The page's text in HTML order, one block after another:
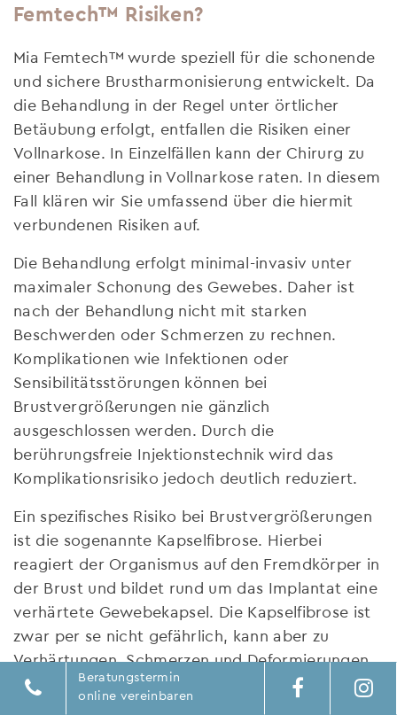
Femtech™ Risiken?
Mia Femtech™ wurde speziell für die schonende
und sichere Brustharmonisierung entwickelt. Da
die Behandlung in der Regel unter örtlicher
Betäubung erfolgt, entfallen die Risiken einer
Vollnarkose. In Einzelfällen kann der Chirurg zu
einer Behandlung in Vollnarkose raten. In diesem
Fall klären wir Sie umfassend über die hiermit
verbundenen Risiken auf.
Die Behandlung erfolgt minimal-invasiv unter
maximaler Schonung des Gewebes. Daher ist
nach der Behandlung nicht mit starken
Beschwerden oder Schmerzen zu rechnen.
Komplikationen wie Infektionen oder
Sensibilitätsstörungen können bei
Brustvergrößerungen nie gänzlich
ausgeschlossen werden. Durch die
berührungsfreie Injektionstechnik wird das
Komplikationsrisiko jedoch deutlich reduziert.
Ein spezifisches Risiko bei Brustvergrößerungen
ist die sogenannte Kapselfibrose. Hierbei
reagiert der Organismus auf den Fremdkörper in
der Brust und bildet rund um das Implantat eine
verhärtete Gewebekapsel. Die Kapselfibrose ist
zwar per se nicht gefährlich, kann aber zu
Verhärtungen, Schmerzen und Deformierungen
führen. Je nach Ausprägung der Kapselfibrose
Beratungstermin
online vereinbaren